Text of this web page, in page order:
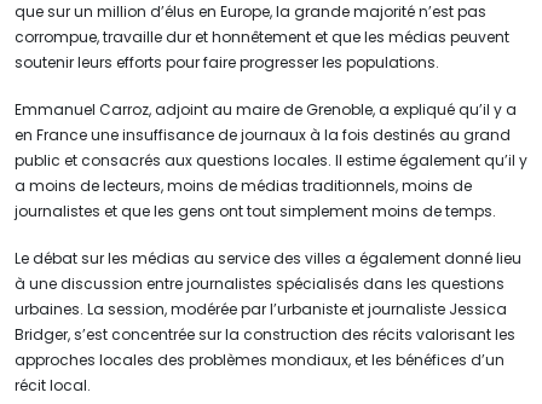
que sur un million d’élus en Europe, la grande majorité n’est pas
corrompue, travaille dur et honnêtement et que les médias peuvent
soutenir leurs efforts pour faire progresser les populations.
Emmanuel Carroz, adjoint au maire de Grenoble, a expliqué qu’il y a
en France une insuffisance de journaux à la fois destinés au grand
public et consacrés aux questions locales. Il estime également qu’il y
a moins de lecteurs, moins de médias traditionnels, moins de
journalistes et que les gens ont tout simplement moins de temps.
Le débat sur les médias au service des villes a également donné lieu
à une discussion entre journalistes spécialisés dans les questions
urbaines. La session, modérée par l’urbaniste et journaliste Jessica
Bridger, s’est concentrée sur la construction des récits valorisant les
approches locales des problèmes mondiaux, et les bénéfices d’un
récit local.